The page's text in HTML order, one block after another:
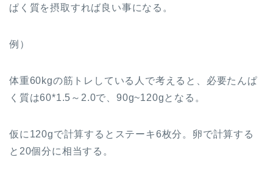
ぱく質を摂取すれば良い事になる。
例）
体重60kgの筋トレしている人で考えると、必要たんぱ
く質は60*1.5～2.0で、90g~120gとなる。
仮に120gで計算するとステーキ6枚分。卵で計算する
と20個分に相当する。